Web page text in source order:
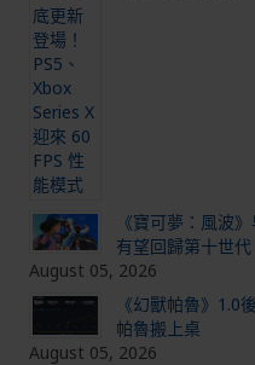
《寶可夢：風波
有望回歸第十世代
August 05, 2026
《幻獸帕魯》1.0
帕魯搬上桌
August 05, 2026